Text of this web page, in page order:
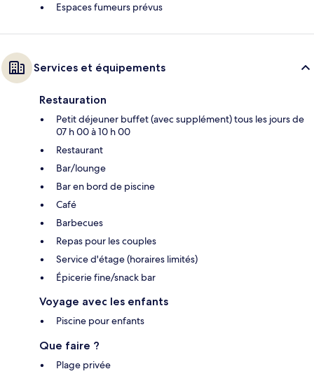
Espaces fumeurs prévus
Services et équipements
Restauration
Petit déjeuner buffet (avec supplément) tous les jours de
07 h 00 à 10 h 00
Restaurant
Bar/lounge
Bar en bord de piscine
Café
Barbecues
Repas pour les couples
Service d'étage (horaires limités)
Épicerie fine/snack bar
Voyage avec les enfants
Piscine pour enfants
Que faire ?
Plage privée